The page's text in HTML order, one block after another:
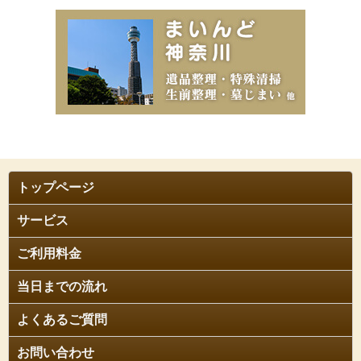
トップページ
サービス
ご利用料金
当日までの流れ
よくあるご質問
お問い合わせ